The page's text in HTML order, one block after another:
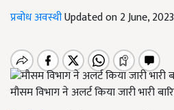
प्रबोध अवस्थीUpdated on 2 June,
मौसम विभाग ने अलर्ट किया जारी भारी